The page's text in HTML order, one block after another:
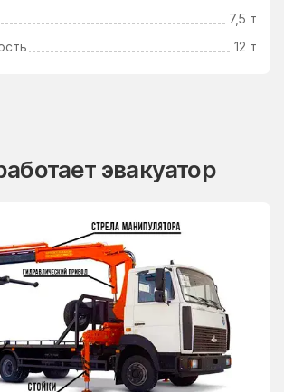
7,5 т
12 т
эвакуатор